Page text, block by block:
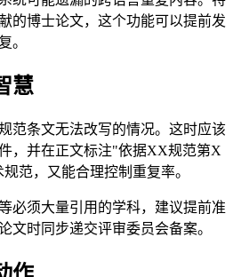
的博士论文，这个功能可以提前发
。
慧
范条文无法改写的情况。这时应该
，并在正文标注"依据XX规范第X
范，又能合理控制重复率。
必须大量引用的学科，建议提前准
文时同步递交评审委员会备案。